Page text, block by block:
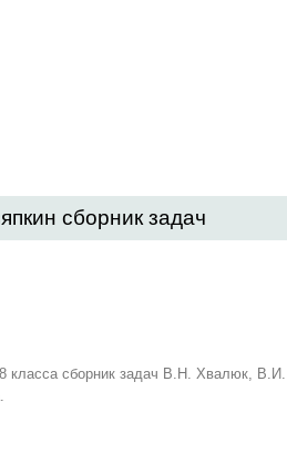
сборник задач
класса сборник задач В.Н. Хвалюк, В.И.